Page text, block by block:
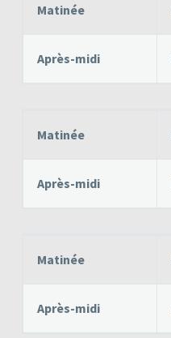
Matinée
Après-midi
Matinée
Après-midi
Matinée
Après-midi